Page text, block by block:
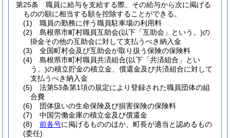
第25条
職員に給与を支給する際、その給与から次に掲げる
ものの額に相当する額を控除することができる。
(1)
職員の勤務に伴う職員駐車場の利用料
(2)
島根県市町村職員互助会(以下「互助会」という。)の
掛金その他の互助会に対して支払うべき納入金
(3)
全国町村会及び互助会が取り扱う保険の保険料
(4)
島根県市町村職員共済組合(以下「共済組合」とい
う。)の積立貯金の積立金、償還金及び共済組合に対して
支払うべき納入金
(5)
法第53条第1項の規定により登録された職員団体の組
合費
(6)
団体扱いの生命保険及び損害保険の保険料
(7)
中国労働金庫の積立金及び償還金
(8)
前各号に掲げるもののほか、町長が適当と認めるもの
(委任)